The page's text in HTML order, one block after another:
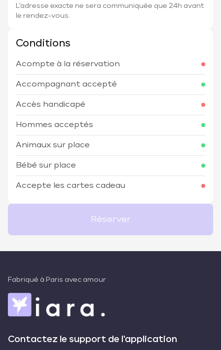
L'adresse exacte ne sera communiquée que 24h avant
le rendez-vous.
Conditions
Acompte à la réservation
Accompagnant accepté
Accès handicapé
Hommes acceptés
Animaux sur place
Bébé sur place
Accepte les cartes cadeau
Réserver
Fabriqué à Paris avec amour
Contactez le support de l'application